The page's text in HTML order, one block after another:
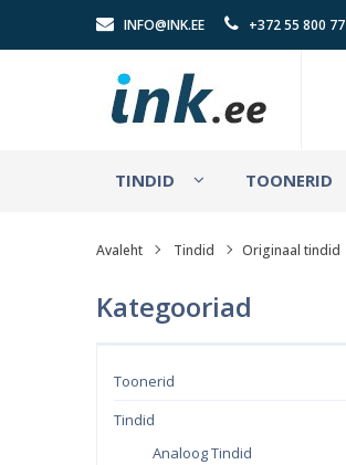
INFO@INK.EE +372 55 800 77
TINDID TOONERID
Avaleht Tindid Originaal tindid
Kategooriad
Toonerid
Tindid
Analoog Tindid